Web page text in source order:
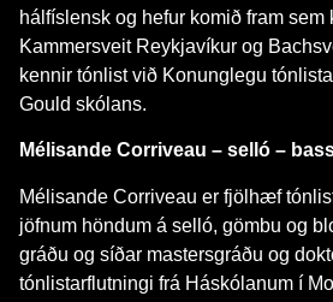
hálfíslensk og hefur komið fram sem
Kammersveit Reykjavíkur og
kennir tónlist við Konunglegu
Gould skólans.
Mélisande Corriveau – selló –
Mélisande Corriveau er fjölhæf
jöfnum höndum á selló, gömbu og
gráðu og síðar mastersgráðu og
tónlistarflutningi frá Háskólanum í